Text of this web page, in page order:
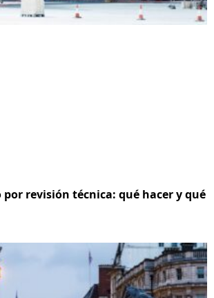
por revisión técnica: qué hacer y qué